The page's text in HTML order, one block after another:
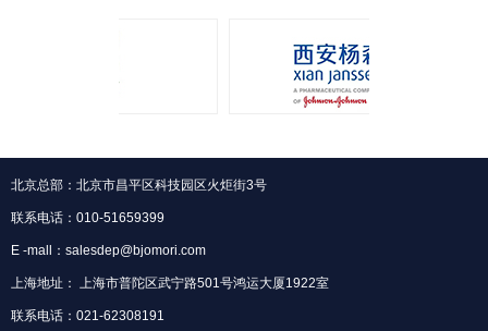
北京总部：北京市昌平区科技园区火炬街3号
联系电话：010-51659399
E -mall：salesdep@bjomori.com
上海地址： 上海市普陀区武宁路501号鸿运大厦1922室
联系电话：021-62308191